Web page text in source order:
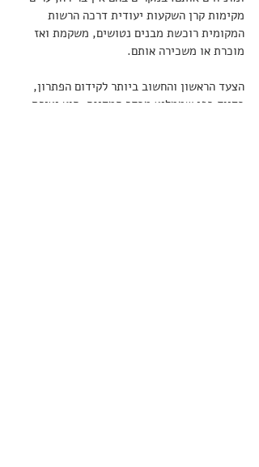
מקימות קרן השקעות יעודית דרכה הרשות
המקומית רוכשת מבנים נטושים, משקמת ואז
מוכרת או משכירה אותם.
הצעד הראשון והחשוב ביותר לקידום הפתרון,
בדיוק כפי שממליץ מבקר המדינה, הוא יצירת